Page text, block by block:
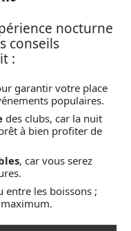
nocturne
conseils
:
garantir votre place
populaires.
des clubs, car la nuit
à bien profiter de
, car vous serez
entre les boissons ;